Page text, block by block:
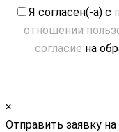
Я согласен(-а) с
отношении
согласие на
×
Отправить заявку на